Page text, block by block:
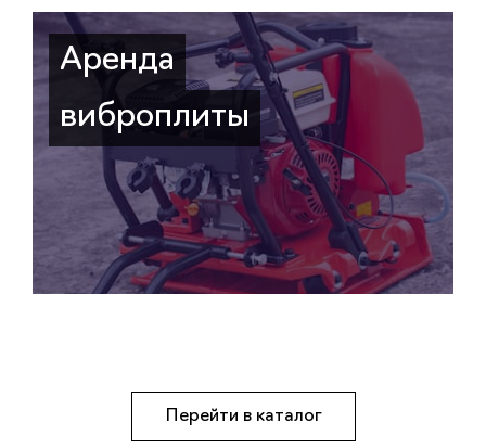
Аренда
виброплиты
Перейти в каталог